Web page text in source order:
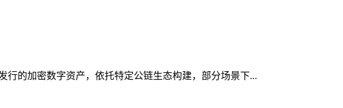
行的加密数字资产，依托特定公链生态构建，部分场景下...